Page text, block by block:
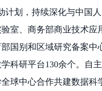
计划，持续深化与中国
室、商务部商业技术
国别和区域研究备案
科研平台130余个。自
球中心合作共建数据